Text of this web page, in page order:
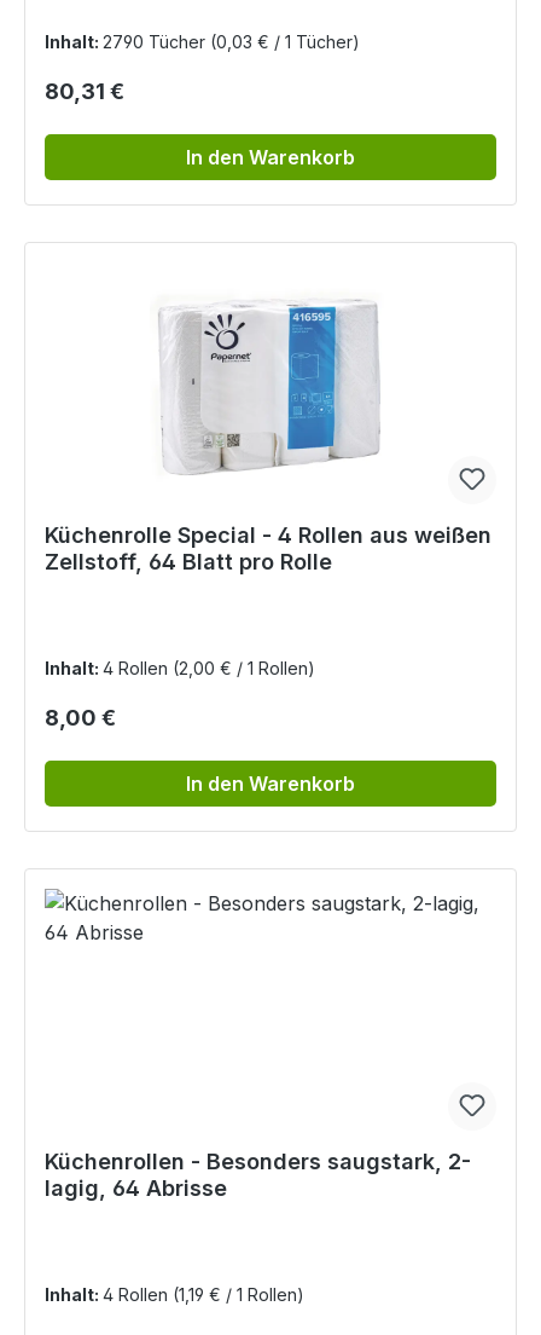
Inhalt: 2790 Tücher (0,03 € / 1 Tücher)
Regulärer Preis:
80,31 €
In den Warenkorb
Küchenrolle Special - 4 Rollen aus weißen
Zellstoff, 64 Blatt pro Rolle
Inhalt: 4 Rollen (2,00 € / 1 Rollen)
Regulärer Preis:
8,00 €
In den Warenkorb
Küchenrollen - Besonders saugstark, 2-
lagig, 64 Abrisse
Inhalt: 4 Rollen (1,19 € / 1 Rollen)